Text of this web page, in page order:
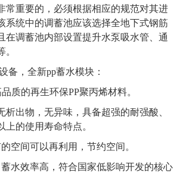
常重要的，必须根据相应的规范对其进
系统中的调蓄池应该选择全地下式钢筋
在调蓄池内部设置提升水泵吸水管、通
备，全新pp蓄水模块：
质的再生环保PP聚丙烯材料。
析出物，无异味，具备超强的耐强酸、
上的使用寿命特点。
空间可以再利用，节约空间。
蓄水效率高，符合国家低影响开发的核心